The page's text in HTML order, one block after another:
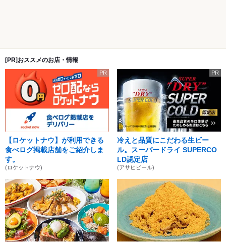
[PR]おススメのお店・情報
PR
【ロケットナウ】が利用できる
食べログ掲載店舗をご紹介しま
す。
(ロケットナウ)
PR
冷えと品質にこだわる生ビー
ル。スーパードライ SUPERCO
LD認定店
(アサヒビール)